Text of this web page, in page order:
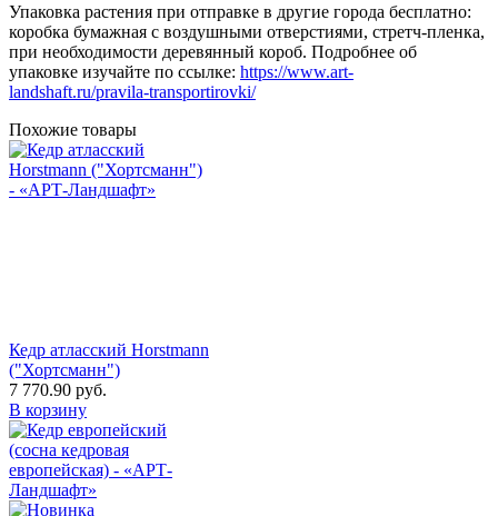
Упаковка растения при отправке в другие города бесплатно:
коробка бумажная с воздушными отверстиями, стретч-пленка,
при необходимости деревянный короб. Подробнее об
упаковке изучайте по ссылке: https://www.art-
landshaft.ru/pravila-transportirovki/
Похожие товары
Кедр атласский Horstmann
("Хортсманн")
7 770.90 руб.
В корзину